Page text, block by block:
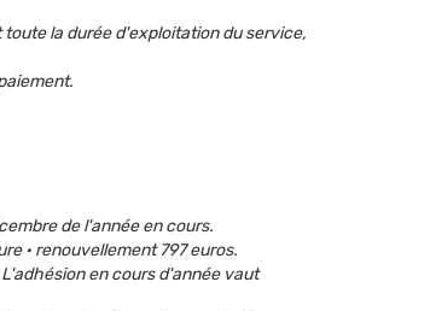
la durée d'exploitation du service,
de l'année en cours.
· renouvellement 797 euros.
en cours d'année vaut